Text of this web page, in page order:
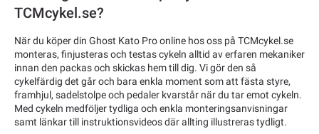
TCMcykel.se?
När du köper din Ghost Kato Pro online hos oss på TCMcykel.se
monteras, finjusteras och testas cykeln alltid av erfaren mekaniker
innan den packas och skickas hem till dig. Vi gör den så
cykelfärdig det går och bara enkla moment som att fästa styre,
framhjul, sadelstolpe och pedaler kvarstår när du tar emot cykeln.
Med cykeln medföljer tydliga och enkla monteringsanvisningar
samt länkar till instruktionsvideos där allting illustreras tydligt.